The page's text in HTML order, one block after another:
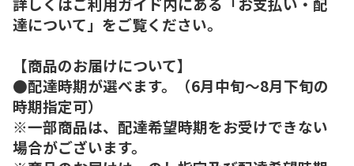
達について」をご覧ください。
【商品のお届けについて】
●配達時期が選べます。（6月中旬～8月下旬の
時期指定可）
※一部商品は、配達希望時期をお受けできない
場合がございます。